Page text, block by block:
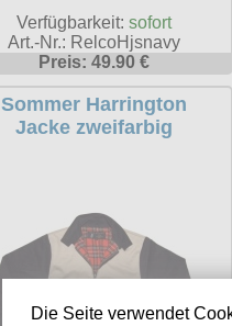
Verfügbarkeit: sofort
Art.-Nr.: RelcoHjsnavy
Preis: 49.90 €
Sommer Harrington
Jacke zweifarbig
Die Seite verwendet